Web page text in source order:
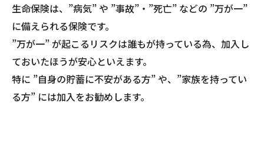
生命保険は、”病気” や ”事故”・”死亡” などの ”万が一”
に備えられる保険です。
”万が一” が起こるリスクは誰もが持っている為、加入し
ておいたほうが安心といえます。
特に ”自身の貯蓄に不安がある方” や、”家族を持ってい
る方” には加入をお勧めします。